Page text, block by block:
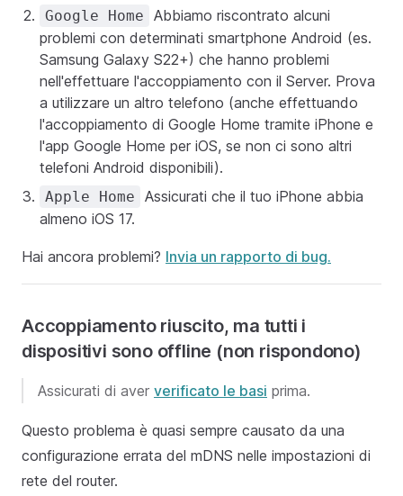
Google Home
Abbiamo riscontrato alcuni
problemi con determinati smartphone Android (es.
Samsung Galaxy S22+) che hanno problemi
nell'effettuare l'accoppiamento con il Server. Prova
a utilizzare un altro telefono (anche effettuando
l'accoppiamento di Google Home tramite iPhone e
l'app Google Home per iOS, se non ci sono altri
telefoni Android disponibili).
Apple Home
Assicurati che il tuo iPhone abbia
almeno iOS 17.
Hai ancora problemi? Invia un rapporto di bug.
Accoppiamento riuscito, ma tutti i
dispositivi sono offline (non rispondono)
Assicurati di aver verificato le basi prima.
Questo problema è quasi sempre causato da una
configurazione errata del mDNS nelle impostazioni di
rete del router.